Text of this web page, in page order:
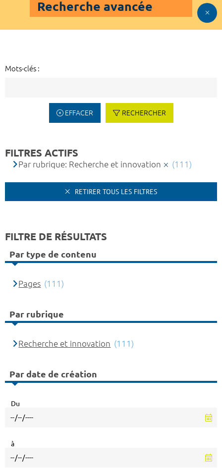
Recherche avancée
Mots-clés :
EFFACER RECHERCHER
FILTRES ACTIFS
Par rubrique: Recherche et innovation (111)
RETIRER TOUS LES FILTRES
FILTRE DE RÉSULTATS
Par type de contenu
Pages (111)
Par rubrique
Recherche et innovation (111)
Par date de création
Du
à